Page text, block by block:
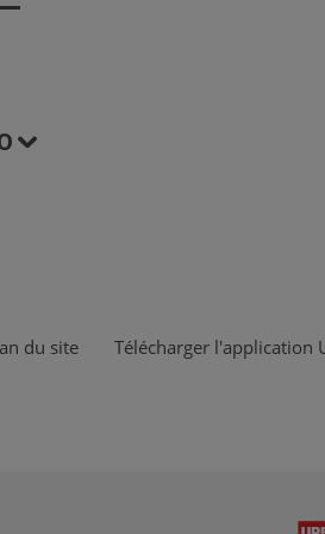
du site Télécharger l'application